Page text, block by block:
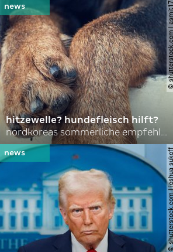
©
hitzewelle? hundefleisch hilft?
nordkoreas sommerliche empfehlungen
©